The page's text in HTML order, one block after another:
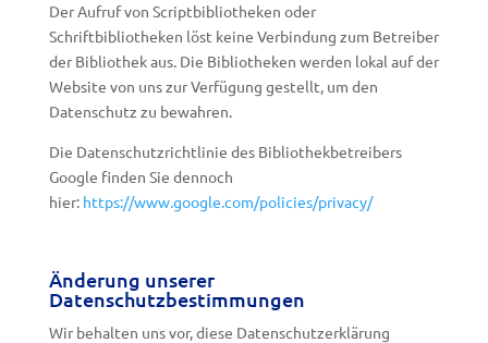
Der Aufruf von Scriptbibliotheken oder
Schriftbibliotheken löst keine Verbindung zum Betreiber
der Bibliothek aus. Die Bibliotheken werden lokal auf der
Website von uns zur Verfügung gestellt, um den
Datenschutz zu bewahren.
Die Datenschutzrichtlinie des Bibliothekbetreibers
Google finden Sie dennoch
hier: https://www.google.com/policies/privacy/
Änderung unserer
Datenschutzbestimmungen
Wir behalten uns vor, diese Datenschutzerklärung